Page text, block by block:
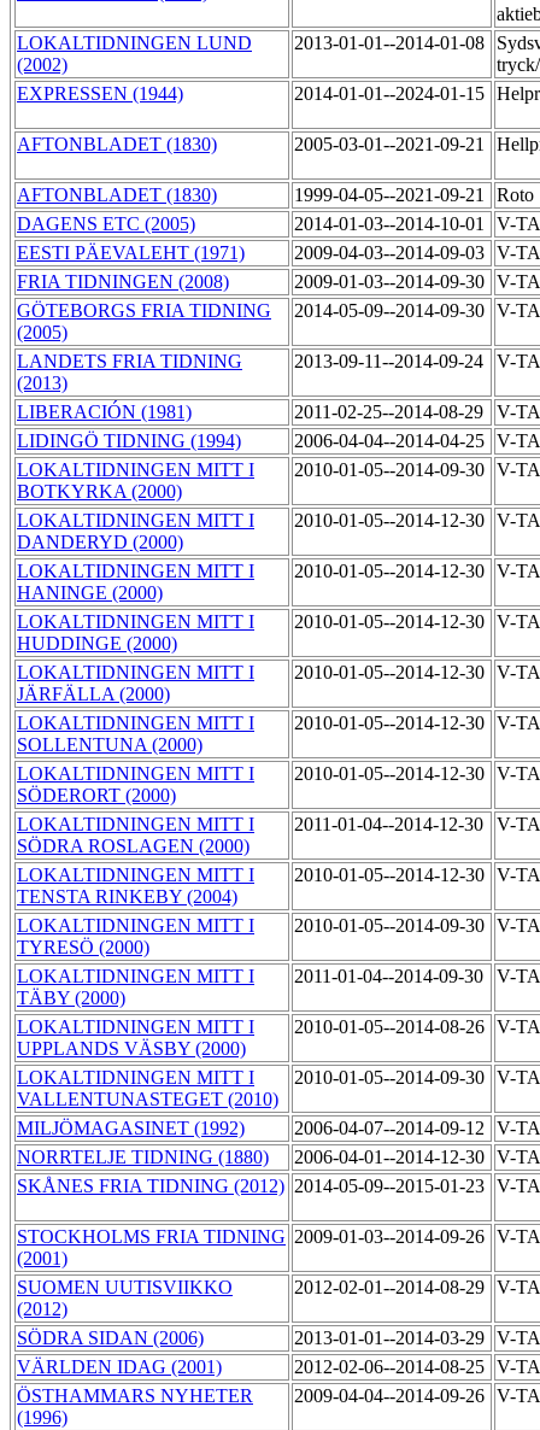
LOKALTIDNINGEN LUND
(2002)
2013-01-01--2014-01-08
EXPRESSEN (1944)
2014-01-01--2024-01-15
AFTONBLADET (1830) 2005-03-01--2021-09-21
AFTONBLADET (1830) 1999-04-05--2021-09-21
Roto
DAGENS ETC (2005)
2014-01-03--2014-10-01
V-
EESTI PÄEVALEHT (1971)
2009-04-03--2014-09-03 V-
FRIA TIDNINGEN (2008)
2009-01-03--2014-09-30 V-
GÖTEBORGS FRIA TIDNING
(2005)
2014-05-09--2014-09-30 V-
LANDETS FRIA TIDNING
(2013)
2013-09-11--2014-09-24 V-
LIBERACIÓN (1981) 2011-02-25--2014-08-29
V-
LIDINGÖ TIDNING (1994)
2006-04-04--2014-04-25 V-
LOKALTIDNINGEN MITT I
BOTKYRKA (2000)
2010-01-05--2014-09-30 V-
LOKALTIDNINGEN MITT I
DANDERYD (2000)
2010-01-05--2014-12-30 V-
LOKALTIDNINGEN MITT I
HANINGE (2000)
2010-01-05--2014-12-30 V-
LOKALTIDNINGEN MITT I
HUDDINGE (2000)
2010-01-05--2014-12-30 V-
LOKALTIDNINGEN MITT I
JÄRFÄLLA (2000)
2010-01-05--2014-12-30 V-
LOKALTIDNINGEN MITT I
SOLLENTUNA (2000)
2010-01-05--2014-12-30 V-
LOKALTIDNINGEN MITT I
SÖDERORT (2000)
2010-01-05--2014-12-30 V-
LOKALTIDNINGEN MITT I
SÖDRA ROSLAGEN (2000)
2011-01-04--2014-12-30 V-
LOKALTIDNINGEN MITT I
TENSTA RINKEBY (2004)
2010-01-05--2014-12-30 V-
LOKALTIDNINGEN MITT I
TYRESÖ (2000)
2010-01-05--2014-09-30 V-
LOKALTIDNINGEN MITT I
TÄBY (2000)
2011-01-04--2014-09-30 V-
LOKALTIDNINGEN MITT I
UPPLANDS VÄSBY (2000)
2010-01-05--2014-08-26 V-
LOKALTIDNINGEN MITT I
VALLENTUNASTEGET (2010)
2010-01-05--2014-09-30 V-
MILJÖMAGASINET (1992) 2006-04-07--2014-09-12
V-
NORRTELJE TIDNING (1880)
2006-04-01--2014-12-30 V-
SKÅNES FRIA TIDNING (2012) 2014-05-09--2015-01-23 V-
STOCKHOLMS FRIA TIDNING
(2001)
2009-01-03--2014-09-26 V-
SUOMEN UUTISVIIKKO
(2012)
2012-02-01--2014-08-29 V-
SÖDRA SIDAN (2006) 2013-01-01--2014-03-29 V-
VÄRLDEN IDAG (2001)
2012-02-06--2014-08-25 V-
ÖSTHAMMARS NYHETER
(1996)
2009-04-04--2014-09-26 V-